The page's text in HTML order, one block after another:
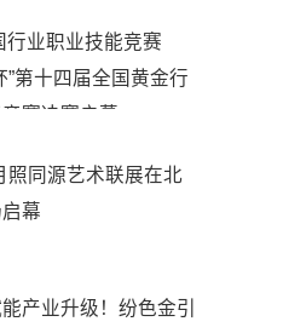
行业职业技能竞赛
第十四届全国黄金行
赛决赛启幕
照同源艺术联展在北
幕
产业升级！纷色金引